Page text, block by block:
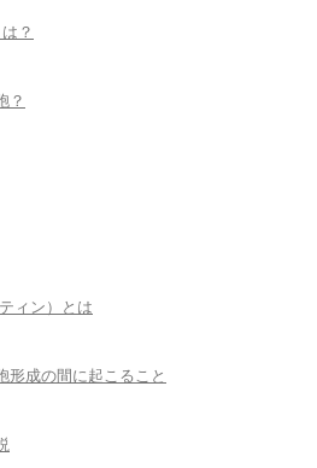
？
？
ィン）とは
形成の間に起こること